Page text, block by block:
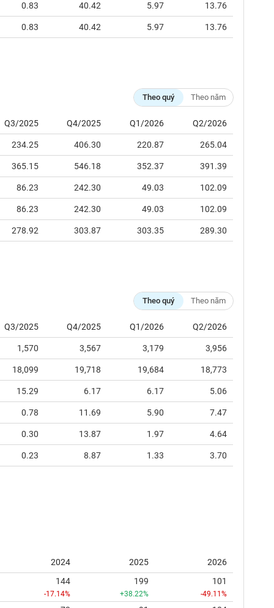
0.83 40.42 5.97 13.76
0.83 40.42 5.97 13.76
Theo quý Theo năm
Q3/2025 Q4/2025 Q1/2026 Q2/2026
234.25 406.30 220.87 265.04
365.15 546.18 352.37 391.39
86.23 242.30 49.03 102.09
86.23 242.30 49.03 102.09
278.92 303.87 303.35 289.30
Theo quý Theo năm
Q3/2025 Q4/2025 Q1/2026 Q2/2026
1,570 3,567 3,179 3,956
18,099 19,718 19,684 18,773
15.29 6.17 6.17 5.06
0.78 11.69 5.90 7.47
0.30 13.87 1.97 4.64
0.23 8.87 1.33 3.70
2024 2025
2026
144
-17.14%
199
+38.22%
101
-49.11%